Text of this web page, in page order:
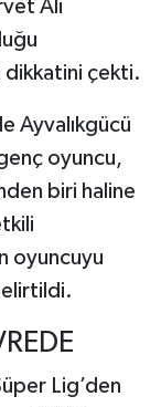
Ali
dikkatini çekti.
Ayvalıkgücü
oyuncu,
biri haline
oyuncuyu
Lig’den